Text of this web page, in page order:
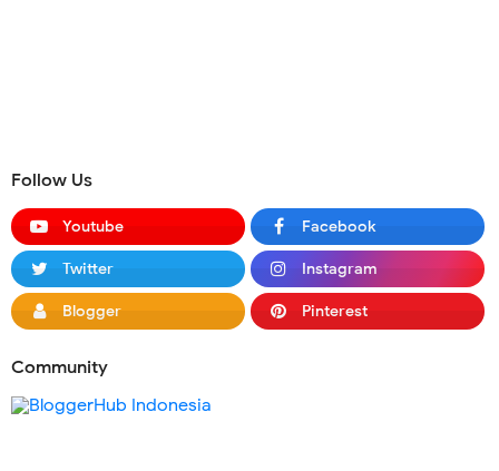
Follow Us
Youtube Facebook
Twitter Instagram
Blogger Pinterest
Community